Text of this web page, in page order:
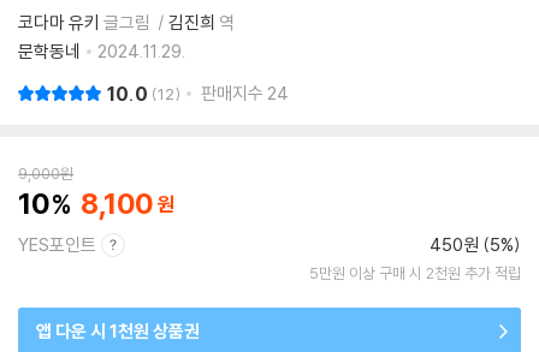
코다마 유키 글그림 김진희 역
문학동네
2024.11.29.
10.0 12 판매지수 24
9,000원
10 8,100
YES포인트 450원 (5%)
5만원 이상 구매 시 2천원 추가 적립
앱 다운 시 1천원 상품권